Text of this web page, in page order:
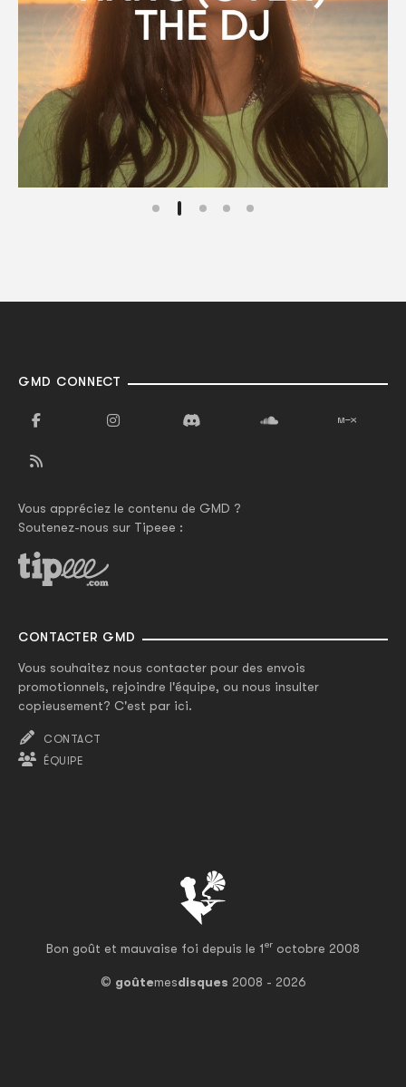
Bon goût et mauvaise foi depuis le 1er octobre 2008
© goûtemesdisques 2008 - 2026
GMD CONNECT
Vous appréciez le contenu de GMD ?
Soutenez-nous sur Tipeee :
CONTACTER GMD
Vous souhaitez nous contacter pour des envois
promotionnels, rejoindre l'équipe, ou nous insulter
copieusement? C'est par ici.
CONTACT
ÉQUIPE